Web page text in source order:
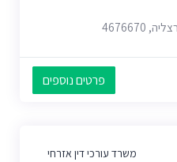
פרטים נוספים
משרד עורכי דין אזרחי